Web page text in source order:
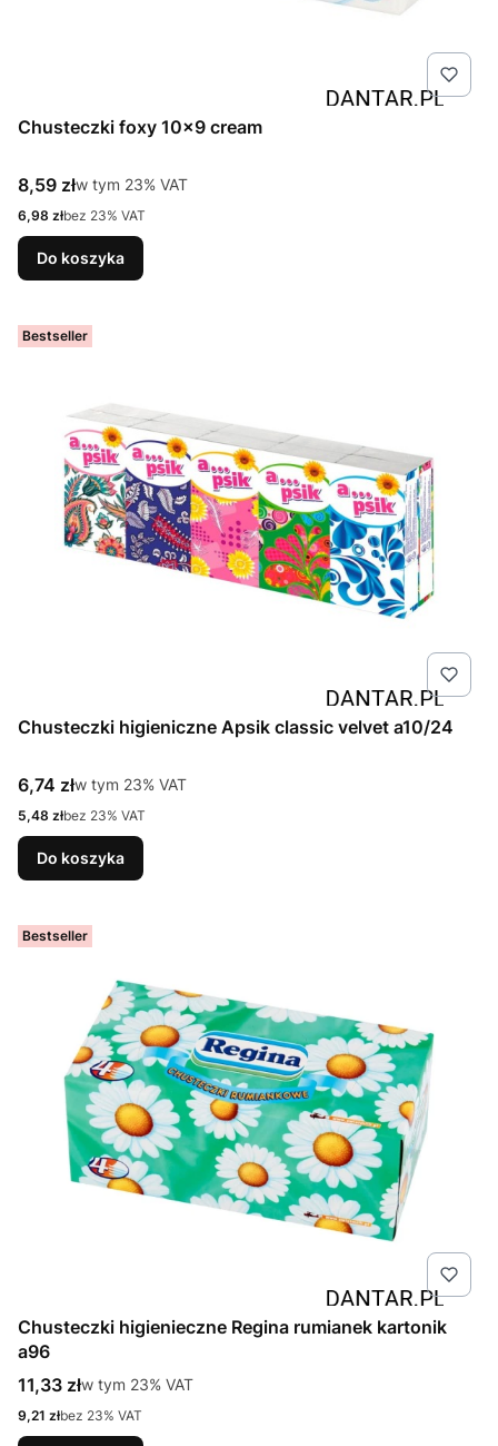
Chusteczki foxy 10x9 cream
Cena brutto
8,59 złw tym %s VAT
w tym 23% VAT
Cena netto
6,98 złbez 23% VAT
Do koszyka
Bestseller
Chusteczki higieniczne Apsik classic velvet a10/24
Cena brutto
6,74 złw tym %s VAT
w tym 23% VAT
Cena netto
5,48 złbez 23% VAT
Do koszyka
Bestseller
Chusteczki higienieczne Regina rumianek kartonik
a96
Cena brutto
11,33 złw tym %s VAT
w tym 23% VAT
Cena netto
9,21 złbez 23% VAT